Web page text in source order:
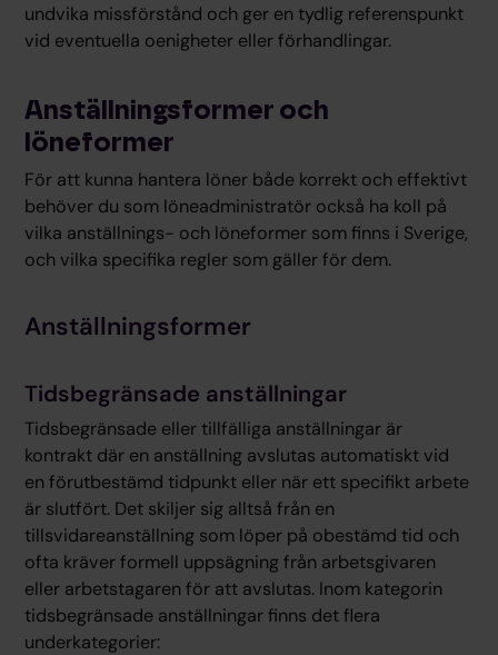
undvika missförstånd och ger en tydlig referenspunkt
vid eventuella oenigheter eller förhandlingar.
Anställningsformer och
löneformer
För att kunna hantera löner både korrekt och effektivt
behöver du som löneadministratör också ha koll på
vilka anställnings- och löneformer som finns i Sverige,
och vilka specifika regler som gäller för dem.
Anställningsformer
Tidsbegränsade anställningar
Tidsbegränsade eller tillfälliga anställningar är
kontrakt där en anställning avslutas automatiskt vid
en förutbestämd tidpunkt eller när ett specifikt arbete
är slutfört. Det skiljer sig alltså från en
tillsvidareanställning som löper på obestämd tid och
ofta kräver formell uppsägning från arbetsgivaren
eller arbetstagaren för att avslutas. Inom kategorin
tidsbegränsade anställningar finns det flera
underkategorier: